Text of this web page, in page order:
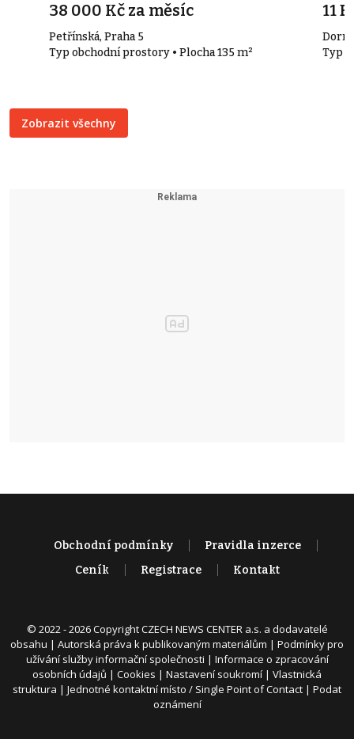
38 000 Kč za měsíc
Petřínská, Praha 5
Typ obchodní prostory • Plocha 135 m²
11
Typ
Zobrazit všechny
Obchodní podmínky
Pravidla inzerce
Ceník
Registrace Kontakt
© 2022 - 2026 Copyright CZECH NEWS CENTER a.s. a dodavatelé
obsahu | Autorská práva k publikovaným materiálům | Podmínky pro
užívání služby informační společnosti | Informace o zpracování
osobních údajů | Cookies | Nastavení soukromí | Vlastnická
struktura | Jednotné kontaktní místo / Single Point of Contact | Podat
oznámení